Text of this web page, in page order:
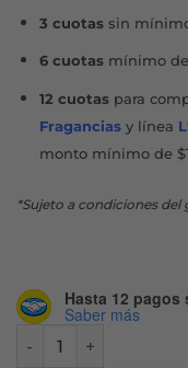
3 cuotassin
6 cuotasmínimo de
12 cuotaspara
Fraganciasy línea
monto mínimo de
*Sujeto a condiciones
Hasta 12 pagos
Saber más